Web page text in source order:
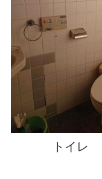
トイレ